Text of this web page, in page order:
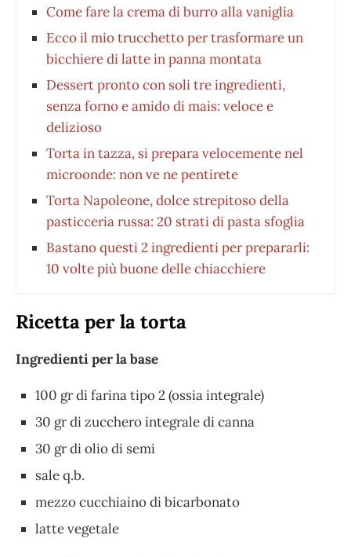
Come fare la crema di burro alla vaniglia
Ecco il mio trucchetto per trasformare un
bicchiere di latte in panna montata
Dessert pronto con soli tre ingredienti,
senza forno e amido di mais: veloce e
delizioso
Torta in tazza, si prepara velocemente nel
microonde: non ve ne pentirete
Torta Napoleone, dolce strepitoso della
pasticceria russa: 20 strati di pasta sfoglia
Bastano questi 2 ingredienti per prepararli:
10 volte più buone delle chiacchiere
Ricetta per la torta
Ingredienti per la base
100 gr di farina tipo 2 (ossia integrale)
30 gr di zucchero integrale di canna
30 gr di olio di semi
sale q.b.
mezzo cucchiaino di bicarbonato
latte vegetale